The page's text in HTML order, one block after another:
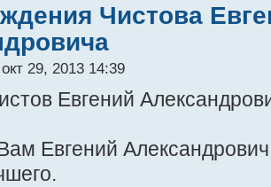
Чистова
29, 2013 14:39
Евгений
Евгений